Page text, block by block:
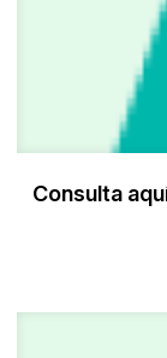
Consulta